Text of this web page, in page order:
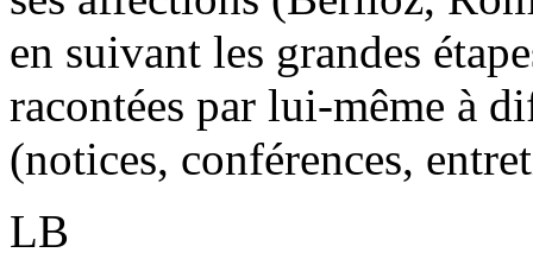
en suivant les grandes
racontées par lui-même à
(notices, conférences,
LB